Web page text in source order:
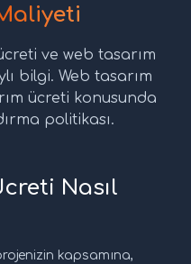
ve web tasarım
bilgi. Web tasarım
ücreti konusunda
politikası.
Nasıl
kapsamına,